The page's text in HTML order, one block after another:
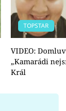
TOPSTAR
VIDEO:
„Kamarádi
Král